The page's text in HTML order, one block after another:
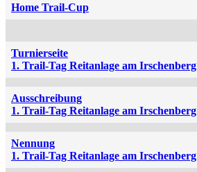
Home Trail-Cup
Turnierseite
1. Trail-Tag Reitanlage am Irschenberg
Ausschreibung
1. Trail-Tag Reitanlage am Irschenberg
Nennung
1. Trail-Tag Reitanlage am Irschenberg